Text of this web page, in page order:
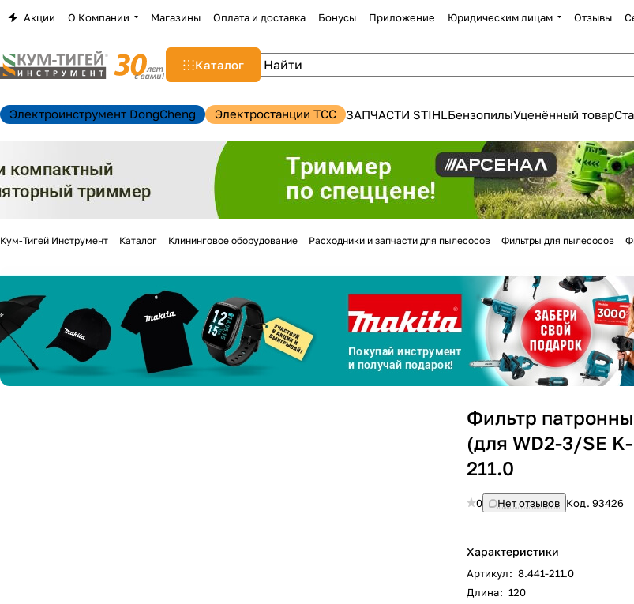
Акции О Компании Магазины Оплата и доставка Бонусы Приложение Юридическим лицам Отзывы
Каталог
Электроинструмент DongCheng Электростанции TCC ЗАПЧАСТИ STIHLБензопилыУценённый товар
Кум-Тигей Инструмент Каталог Клининговое оборудование Расходники и запчасти для пылесосов Фильтры для пылесосов
Фильтр
(для WD2-3/SE
211.0
0 Нет отзывов Код.93426
Характеристики
Артикул: 8.441-211.0
Длина: 120
Для клиентов всех банков
Разбейтеоплату
на частибез переплат
График платежей
Добавляйте товарыв корзину
% картой любого банка